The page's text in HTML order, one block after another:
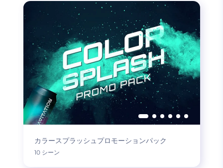
カラースプラッシュプロモーションパック
10 シーン